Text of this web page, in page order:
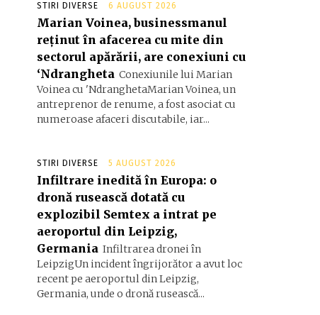
STIRI DIVERSE 6 AUGUST 2026
Marian Voinea, businessmanul
reținut în afacerea cu mite din
sectorul apărării, are conexiuni cu
‘Ndrangheta Conexiunile lui Marian
Voinea cu 'NdranghetaMarian Voinea, un
antreprenor de renume, a fost asociat cu
numeroase afaceri discutabile, iar...
STIRI DIVERSE 5 AUGUST 2026
Infiltrare inedită în Europa: o
dronă rusească dotată cu
explozibil Semtex a intrat pe
aeroportul din Leipzig,
Germania Infiltrarea dronei în
LeipzigUn incident îngrijorător a avut loc
recent pe aeroportul din Leipzig,
Germania, unde o dronă rusească...